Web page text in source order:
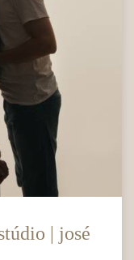
| josé